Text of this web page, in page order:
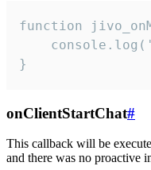
function
}
onClientStartChat#
This callback will be
and there was no proactive